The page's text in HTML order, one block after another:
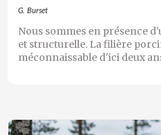
G. Burset
Nous sommes en présence
et structurelle. La filière
méconnaissable d'ici deux